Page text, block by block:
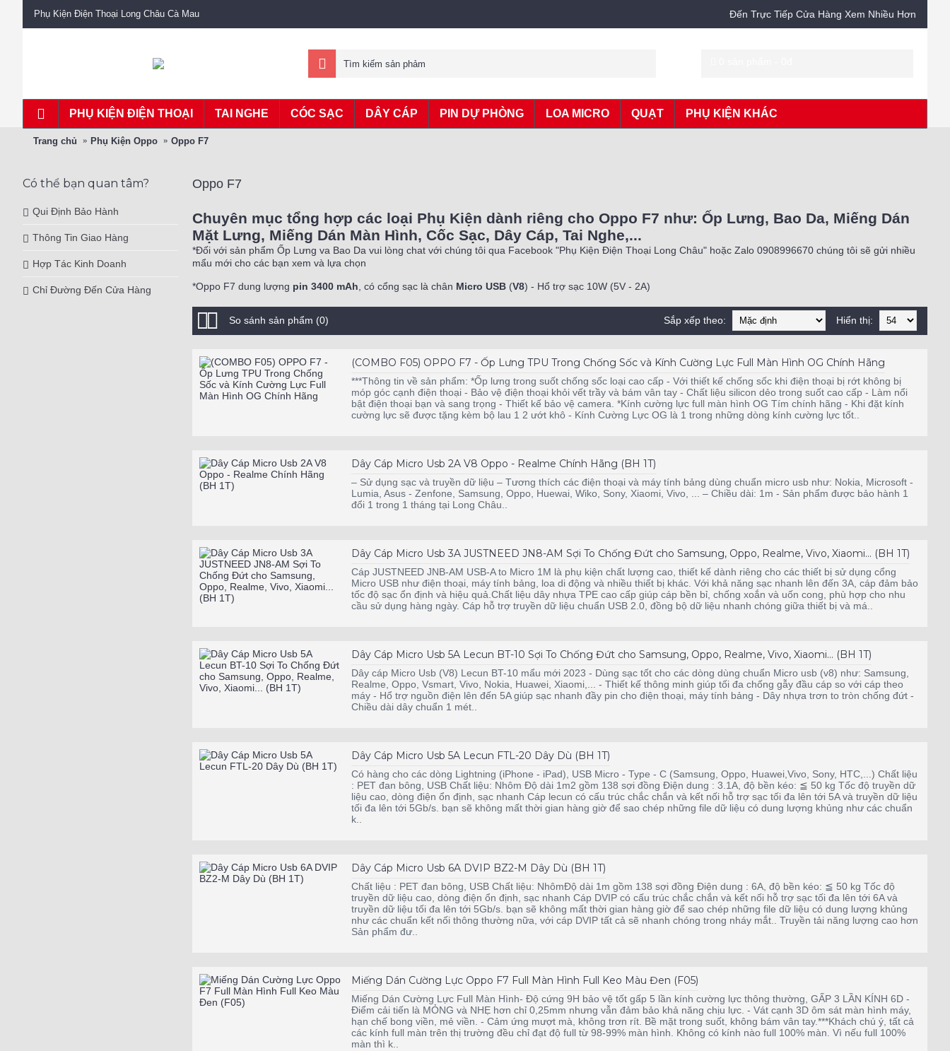
Phụ Kiện Điện Thoại Long Châu Cà Mau Đến Trực Tiếp Cửa Hàng Xem Nhiều Hơn
PHỤ KIỆN ĐIỆN THOẠI TAI NGHE CÓC SẠC DÂY CÁP PIN DỰ PHÒNG LOA MICRO QUẠT PHỤ KIỆN KHÁC
Trang chủ Phụ Kiện Oppo Oppo F7
Có thể bạn quan tâm?
Qui Định Bảo Hành
Thông Tin Giao Hàng
Hợp Tác Kinh Doanh
Chỉ Đường Đến Cửa Hàng
Oppo F7
Chuyên mục tổng hợp các loại Phụ Kiện dành riêng cho Oppo F7 như: Ốp Lưng, Bao Da, Miếng Dán
Mặt Lưng, Miếng Dán Màn Hình, Cốc Sạc, Dây Cáp, Tai Nghe,...
*Đối với sản phẩm Ốp Lưng va Bao Da vui lòng chat với chúng tôi qua Facebook "Phụ Kiện Điện Thoại Long Châu" hoặc Zalo 0908996670 chúng tôi sẽ gửi nhiều
mẩu mới cho các bạn xem và lựa chọn
*Oppo F7 dung lượng pin 3400 mAh , có cổng sạc là chân Micro USB (V8) - Hổ trợ sạc 10W (5V - 2A)
So sánh sản phẩm (0) Hiển thị:
Sắp xếp theo:
(COMBO F05) OPPO F7 - Ốp Lưng TPU Trong Chống Sốc và Kính Cường Lực Full Màn Hình OG Chính Hãng
***Thông tin về sản phẩm: *Ốp lưng trong suốt chống sốc loại cao cấp - Với thiết kế chống sốc khi điện thoại bị rớt không bị
móp góc cạnh điện thoại - Bảo vệ điện thoại khỏi vết trầy và bám vân tay - Chất liệu silicon dẻo trong suốt cao cấp - Làm nổi
bật điện thoại bạn và sang trọng - Thiết kế bảo vệ camera. *Kính cường lực full màn hình OG Tím chính hãng - Khi đặt kính
cường lực sẽ được tặng kèm bộ lau 1 2 ướt khô - Kính Cường Lực OG là 1 trong những dòng kính cường lực tốt..
Dây Cáp Micro Usb 2A V8 Oppo - Realme Chính Hãng (BH 1T)
– Sử dụng sạc và truyền dữ liệu – Tương thích các điện thoại và máy tính bảng dùng chuẩn micro usb như: Nokia, Microsoft -
Lumia, Asus - Zenfone, Samsung, Oppo, Huewai, Wiko, Sony, Xiaomi, Vivo, ... – Chiều dài: 1m - Sản phẩm được bảo hành 1
đổi 1 trong 1 tháng tại Long Châu..
Dây Cáp Micro Usb 3A JUSTNEED JN8-AM Sợi To Chống Đứt cho Samsung, Oppo, Realme, Vivo, Xiaomi... (BH 1T)
Cáp JUSTNEED JNB-AM USB-A to Micro 1M là phụ kiện chất lượng cao, thiết kế dành riêng cho các thiết bị sử dụng cổng
Micro USB như điện thoại, máy tính bảng, loa di động và nhiều thiết bị khác. Với khả năng sạc nhanh lên đến 3A, cáp đảm bảo
tốc độ sạc ổn định và hiệu quả.Chất liệu dây nhựa TPE cao cấp giúp cáp bền bỉ, chống xoắn và uốn cong, phù hợp cho nhu
cầu sử dụng hàng ngày. Cáp hỗ trợ truyền dữ liệu chuẩn USB 2.0, đồng bộ dữ liệu nhanh chóng giữa thiết bị và má..
Dây Cáp Micro Usb 5A Lecun BT-10 Sợi To Chống Đứt cho Samsung, Oppo, Realme, Vivo, Xiaomi... (BH 1T)
Dây cáp Micro Usb (V8) Lecun BT-10 mẩu mới 2023 - Dùng sạc tốt cho các dòng dùng chuẩn Micro usb (v8) như: Samsung,
Realme, Oppo, Vsmart, Vivo, Nokia, Huawei, Xiaomi,... - Thiết kế thông minh giúp tối đa chống gẫy đầu cáp so với cáp theo
máy - Hổ trợ nguồn điện lên đến 5A giúp sạc nhanh đầy pin cho điện thoại, máy tính bảng - Dây nhựa trơn to tròn chống đứt -
Chiều dài dây chuẩn 1 mét..
Dây Cáp Micro Usb 5A Lecun FTL-20 Dây Dù (BH 1T)
Có hàng cho các dòng Lightning (iPhone - iPad), USB Micro - Type - C (Samsung, Oppo, Huawei,Vivo, Sony, HTC,...) Chất liệu
: PET đan bông, USB Chất liệu: Nhôm Độ dài 1m2 gồm 138 sợi đồng Điện dung : 3.1A, độ bền kéo: ≦ 50 kg Tốc độ truyền dữ
liệu cao, dòng điện ổn định, sạc nhanh Cáp lecun có cấu trúc chắc chắn và kết nối hỗ trợ sạc tối đa lên tới 5A và truyền dữ liệu
tối đa lên tới 5Gb/s. bạn sẽ không mất thời gian hàng giờ để sao chép những file dữ liệu có dung lượng khủng như các chuẩn
k..
Dây Cáp Micro Usb 6A DVIP BZ2-M Dây Dù (BH 1T)
Chất liệu : PET đan bông, USB Chất liệu: NhômĐộ dài 1m gồm 138 sợi đồng Điện dung : 6A, độ bền kéo: ≦ 50 kg Tốc độ
truyền dữ liệu cao, dòng điện ổn định, sạc nhanh Cáp DVIP có cấu trúc chắc chắn và kết nối hỗ trợ sạc tối đa lên tới 6A và
truyền dữ liệu tối đa lên tới 5Gb/s. bạn sẽ không mất thời gian hàng giờ để sao chép những file dữ liệu có dung lượng khủng
như các chuẩn kết nối thông thường nữa, với cáp DVIP tất cả sẽ nhanh chóng trong nháy mắt.. Truyền tải năng lượng cao hơn
Sản phẩm đư..
Miếng Dán Cường Lực Oppo F7 Full Màn Hình Full Keo Màu Đen (F05)
Miếng Dán Cường Lực Full Màn Hình- Độ cứng 9H bảo vệ tốt gấp 5 lần kính cường lực thông thường, GẤP 3 LẦN KÍNH 6D -
Điểm cải tiến là MỎNG và NHẸ hơn chỉ 0,25mm nhưng vẫn đảm bảo khả năng chịu lực. - Vát cạnh 3D ôm sát màn hình máy,
hạn chế bong viền, mẻ viền. - Cảm ứng mượt mà, không trơn rít. Bề mặt trong suốt, không bám vân tay.***Khách chú ý, tất cả
các kính full màn trên thị trường đều chỉ đạt độ full từ 98-99% màn hình. Không có kính nào full 100% màn. Vì nếu full 100%
màn thì k..